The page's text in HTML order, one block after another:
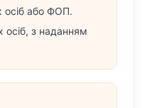
осіб або ФОП.
з наданням